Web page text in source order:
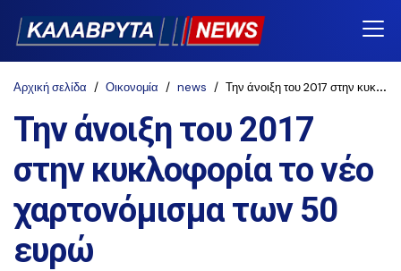
Αρχική σελίδα Οικονομία news Την άνοιξη του 2017 στην κυκλοφορία το νέο χαρτονόμισμα των 50 ευρώ
Την άνοιξη του 2017
στην κυκλοφορία το νέο
χαρτονόμισμα των 50
ευρώ